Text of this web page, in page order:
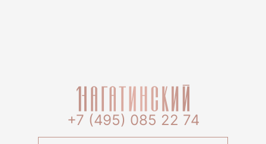
+7 (495) 085 22 74